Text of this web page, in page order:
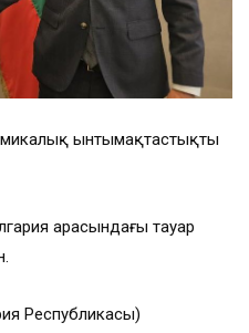
ынтымақтастықты
арасындағы тауар
Республикасы)